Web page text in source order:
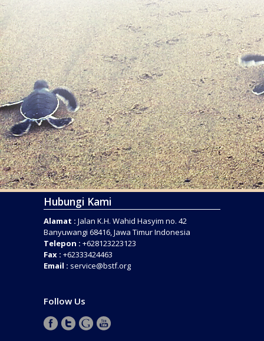
Hubungi Kami
Alamat : Jalan K.H. Wahid Hasyim no. 42
Banyuwangi 68416, Jawa Timur Indonesia
Telepon : +628123223123
Fax : +62333424463
Email : service@bstf.org
Follow Us